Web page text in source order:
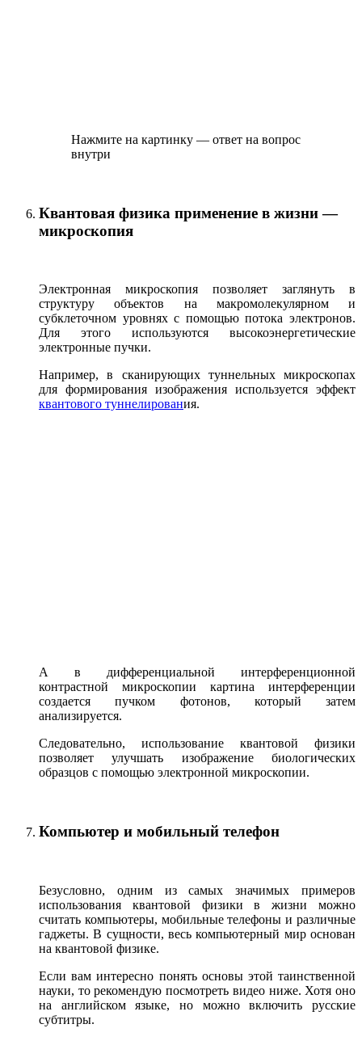
Нажмите на картинку — ответ на вопрос
внутри
Квантовая физика применение в жизни —
микроскопия
Электронная микроскопия позволяет заглянуть в
структуру объектов на макромолекулярном и
субклеточном уровнях с помощью потока электронов.
Для этого используются высокоэнергетические
электронные пучки.
Например, в сканирующих туннельных микроскопах
для формирования изображения используется эффект
квантового туннелирования.
А в дифференциальной интерференционной
контрастной микроскопии картина интерференции
создается пучком фотонов, который затем
анализируется.
Следовательно, использование квантовой физики
позволяет улучшать изображение биологических
образцов с помощью электронной микроскопии.
Компьютер и мобильный телефон
Безусловно, одним из самых значимых примеров
использования квантовой физики в жизни можно
считать компьютеры, мобильные телефоны и различные
гаджеты. В сущности, весь компьютерный мир основан
на квантовой физике.
Если вам интересно понять основы этой таинственной
науки, то рекомендую посмотреть видео ниже. Хотя оно
на английском языке, но можно включить русские
субтитры.